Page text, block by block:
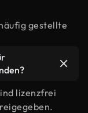
gestellte
lizenzfrei